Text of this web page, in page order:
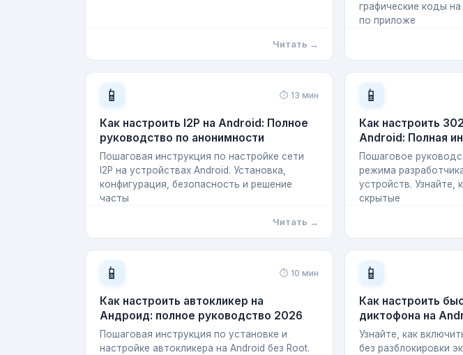
Читать →
графические коды
по приложе
📱 ⏱ 13 мин
Как настроить I2P на Android: Полное
руководство по анонимности
Пошаговая инструкция по настройке сети
I2P на устройствах Android. Установка,
конфигурация, безопасность и решение
часты
Читать →
📱
Как настроить
Android: Полная
Пошаговое
режима
устройств. Узнайте,
скрытые
📱 ⏱ 10 мин
Как настроить автокликер на
Андроид: полное руководство 2026
Пошаговая инструкция по установке и
настройке автокликера на Android без Root.
📱
Как настроить
диктофона на
Узнайте, как
без разблокировки